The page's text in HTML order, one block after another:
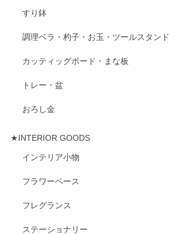
すり鉢
調理ベラ・杓子・お玉・ツールスタンド
カッティッグボード・まな板
トレー・盆
おろし金
★INTERIOR GOODS
インテリア小物
フラワーベース
フレグランス
ステーショナリー